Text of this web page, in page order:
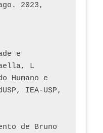
2023,
e
L
Humano e
IEA-USP,
de Bruno